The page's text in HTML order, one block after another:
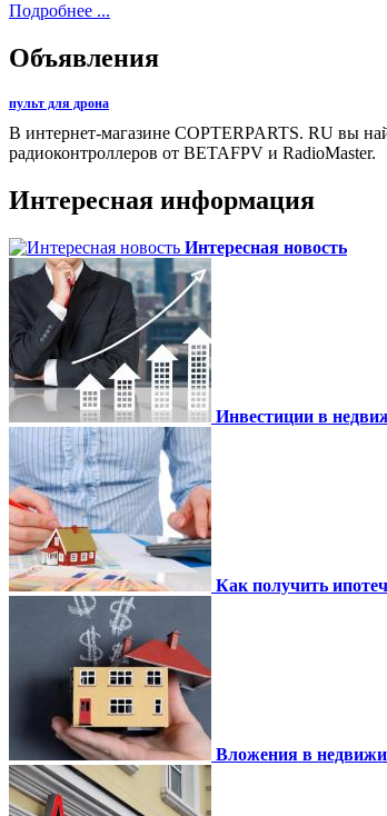
Подробнее ...
Объявления
пульт для дрона
В интернет-магазине COPTERPARTS. RU вы
радиоконтроллеров от BETAFPV и RadioMaster.
Интересная информация
Интересная новость
Инвестиции в
Как получить
Вложения в